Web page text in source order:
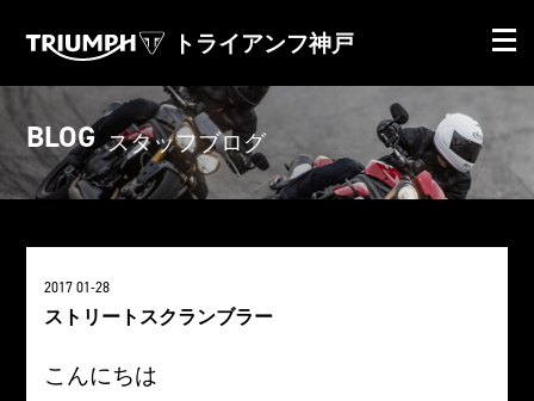
トライアンフ神戸
BLOG スタッフブログ
2017 01-28
ストリートスクランブラー
こんにちは